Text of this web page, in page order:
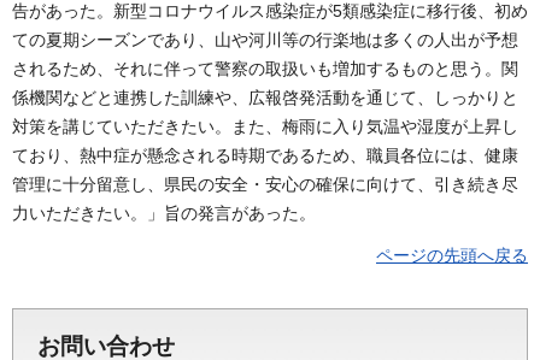
告があった。新型コロナウイルス感染症が5類感染症に移行後、初め
ての夏期シーズンであり、山や河川等の行楽地は多くの人出が予想
されるため、それに伴って警察の取扱いも増加するものと思う。関
係機関などと連携した訓練や、広報啓発活動を通じて、しっかりと
対策を講じていただきたい。また、梅雨に入り気温や湿度が上昇し
ており、熱中症が懸念される時期であるため、職員各位には、健康
管理に十分留意し、県民の安全・安心の確保に向けて、引き続き尽
力いただきたい。」旨の発言があった。
ページの先頭へ戻る
お問い合わせ